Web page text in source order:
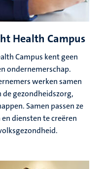
Health Campus
Campus kent geen
ondernemerschap.
werken samen
gezondheidszorg,
Samen passen ze
diensten te creëren